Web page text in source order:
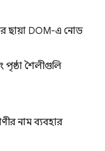
ছায়া DOM-এ নোড
পৃষ্ঠা শৈলীগুলি
নাম ব্যবহার